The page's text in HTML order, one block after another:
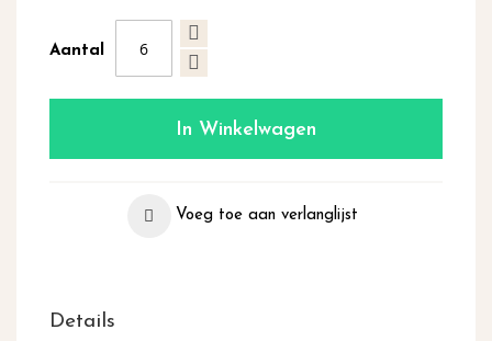
Aantal
In Winkelwagen
Voeg toe aan verlanglijst
Details